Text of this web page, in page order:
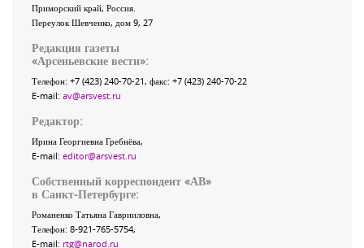
Приморский край, Россия
Переулок Шевченко, дом 9, 27
Редакция газеты
«Арсеньевские вести»:
Телефон: +7 (423) 240-70-21, факс: +7 (423) 240-70-22
E-mail: av@arsvest.ru
Редактор:
Ирина Георгиевна Гребнёва,
E-mail: editor@arsvest.ru
Собственный корреспондент «АВ»
в Санкт-Петербурге:
Романенко Татьяна Гаврииловна,
Телефон: 8-921-765-5754,
E-mail: rtg@narod.ru